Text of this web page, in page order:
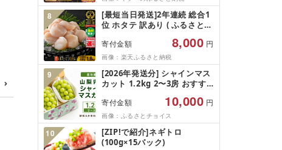
8
[最短当日発送]2年連続 総合1
位 ホタテ 訳あり ( ふるさと納
り 帆立 ふるさと わけあり ホ
タテ貝柱 貝 人気 不揃い 刺身
規格外 魚介 ランキング 海鮮
冷凍 発送時期が選べる 北海道
別海町 )(クラウドファンディ
ング対象)
寄付金額 8,000 円
画像：楽天ふるさと納税
9
[2026年発送分] シャインマス
カット 1.2kg 2〜3房 おすす
ーツ ブドウ 果物 ぶどう シャ
イン マスカット くだもの お
届け 国産 葡萄 贈答 新鮮
寄付金額 10,000 円
画像：ふるさとチョイス
10
[ZIP!で紹介]ネギトロ
(100g×15パック)